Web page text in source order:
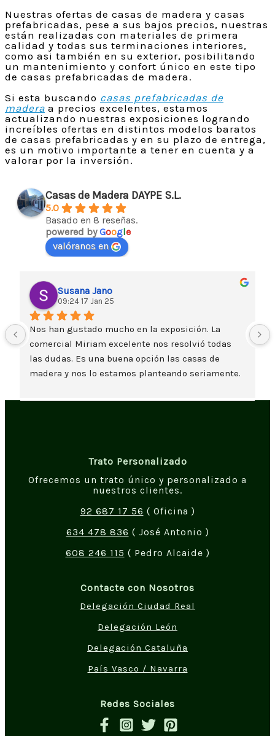
Nuestras ofertas de casas de madera y casas
prefabricadas, pese a sus bajos precios, nuestras
están realizadas con materiales de primera
calidad y todas sus terminaciones interiores,
como asi también en su exterior, posibilitando
un mantenimiento y confort único en este tipo
de casas prefabricadas de madera.
Si esta buscando casas prefabricadas de
madera a precios excelentes, estamos
actualizando nuestras exposiciones logrando
increíbles ofertas en distintos modelos baratos
de casas prefabricadas y en su plazo de entrega,
es un motivo importante a tener en cuenta y a
valorar por la inversión.
Casas de Madera DAYPE S.L.
5.0
Basado en 8 reseñas.
powered byGoogle
valóranos en
Susana Jano
09:24 17 Jan 25
Nos han gustado mucho en la exposición. La
comercial Miriam excelente nos resolvió todas
las dudas. Es una buena opción las casas de
madera y nos lo estamos planteando seriamente.
Trato Personalizado
Ofrecemos un trato único y personalizado a
nuestros clientes.
92 687 17 56 ( Oficina )
634 478 836 ( José Antonio )
608 246 115 ( Pedro Alcaide )
Contacte con Nosotros
Delegación Ciudad Real
Delegación León
Delegación Cataluña
País Vasco / Navarra
Redes Sociales